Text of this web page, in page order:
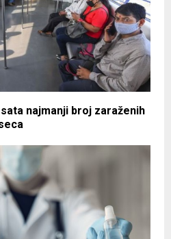
najmanji broj zaraženih